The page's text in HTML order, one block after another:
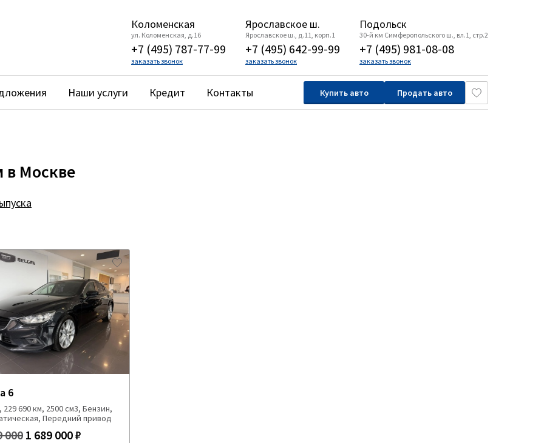
Коломенская
ул. Коломенская, д.16
+7 (495) 787-77-99
заказать звонок
Ярославское ш.
Ярославское ш., д.11, корп.1
+7 (495) 642-99-99
заказать звонок
Подольск
30-й км Симферопольского ш., вл.1, стр.2
+7 (495) 981-08-08
заказать звонок
Наши услуги Кредит Контакты Купить авто Продать авто
в Москве
6
229 690 км, 2500 см3, Бензин,
Передний привод
000 1 689 000 ₽